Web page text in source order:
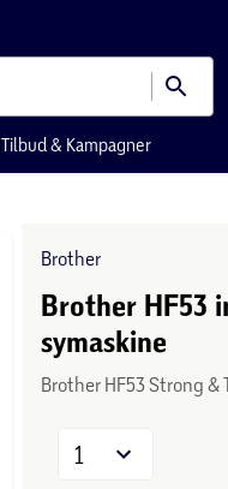
Tilbud & Kampagner
Brother
Brother
symaskine
Brother HF53 Strong &
1